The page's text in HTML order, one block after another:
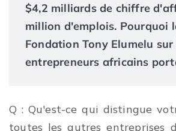
$4,2 milliards de chiffre
million d'emplois. Pourquoi
Fondation Tony Elumelu sur
entrepreneurs africains
Q : Qu'est-ce qui distingue
toutes les autres entreprises